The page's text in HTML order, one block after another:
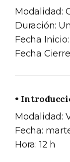
Modalidad:
Duración:
Fecha
Fecha
•
Modalidad:
Fecha:
Hora: 12 h